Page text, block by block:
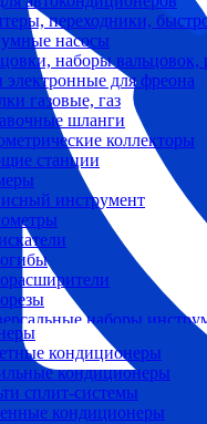
переходники,
насосы
наборы вальцовок,
электронные для фреона
газовые, газ
шланги
коллекторы
станции
инструмент
наборы
кондиционеры
кондиционеры
сплит-системы
кондиционеры